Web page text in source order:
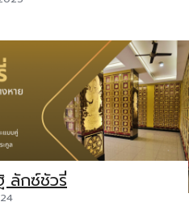
ลักซ์ชัวรี่